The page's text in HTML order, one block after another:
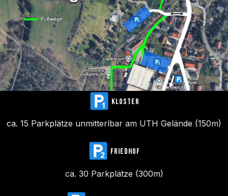
KLOSTER
ca. 15 Parkplätze unmitterlbar am UTH Gelände (150m)
FRIEDHOF
ca. 30 Parkplätze (300m)